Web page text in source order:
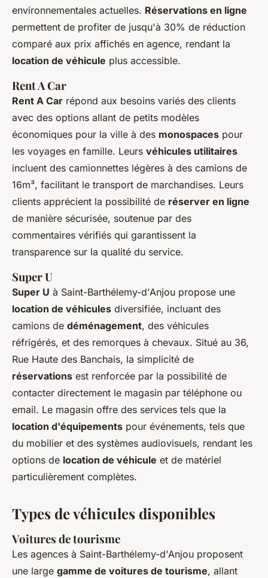
environnementales actuelles. Réservations en ligne
permettent de profiter de jusqu'à 30% de réduction
comparé aux prix affichés en agence, rendant la
location de véhicule plus accessible.
Rent A Car
Rent A Car répond aux besoins variés des clients
avec des options allant de petits modèles
économiques pour la ville à des monospaces pour
les voyages en famille. Leurs véhicules utilitaires
incluent des camionnettes légères à des camions de
16m³, facilitant le transport de marchandises. Leurs
clients apprécient la possibilité de réserver en ligne
de manière sécurisée, soutenue par des
commentaires vérifiés qui garantissent la
transparence sur la qualité du service.
Super U
Super U à Saint-Barthélemy-d'Anjou propose une
location de véhicules diversifiée, incluant des
camions de déménagement, des véhicules
réfrigérés, et des remorques à chevaux. Situé au 36,
Rue Haute des Banchais, la simplicité de
réservations est renforcée par la possibilité de
contacter directement le magasin par téléphone ou
email. Le magasin offre des services tels que la
location d'équipements pour événements, tels que
du mobilier et des systèmes audiovisuels, rendant les
options de location de véhicule et de matériel
particulièrement complètes.
Types de véhicules disponibles
Voitures de tourisme
Les agences à Saint-Barthélemy-d'Anjou proposent
une large gamme de voitures de tourisme, allant